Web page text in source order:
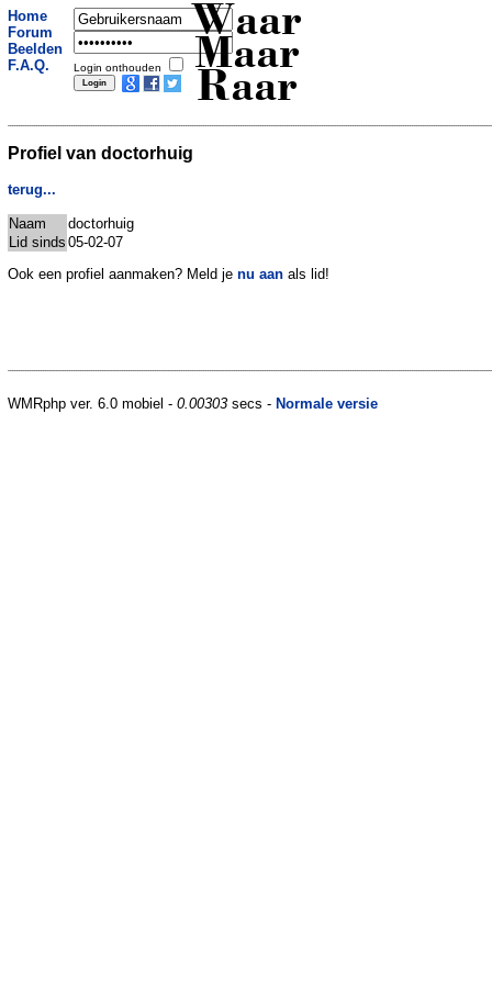
Home
Forum
Beelden
F.A.Q.
Login onthouden
Waar
Maar
Raar
Profiel van doctorhuig
terug...
Naam
doctorhuig
Lid sinds 05-02-07
Ook een profiel aanmaken? Meld je nu aan als lid!
WMRphp ver. 6.0 mobiel - 0.00303 secs - Normale versie